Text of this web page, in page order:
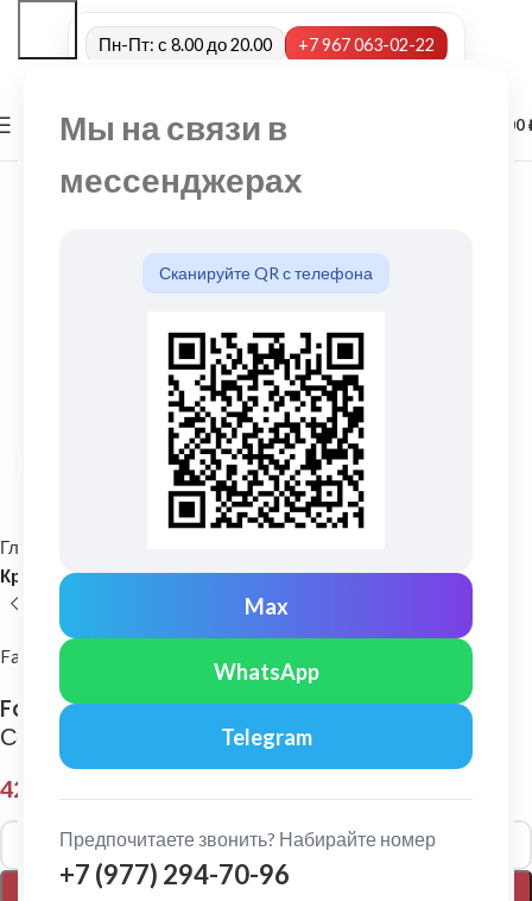
Мы на связи в
мессенджерах
Сканируйте QR с телефона
Max
WhatsApp
Telegram
Предпочитаете звонить? Набирайте номер
+7 (977) 294-70-96
Пн-Пт: с 8.00 до 20.00 +7 967 063-02-22
МЕНЮ 0,00
Нажмите, чтобы увеличить
Главная
Кровельные комплектующие
FarAcs
FarAcs: Вентиляционная лента ПВХ 5х0,1 м
Серый
425,00
В КОРЗИНУ
Alternative: